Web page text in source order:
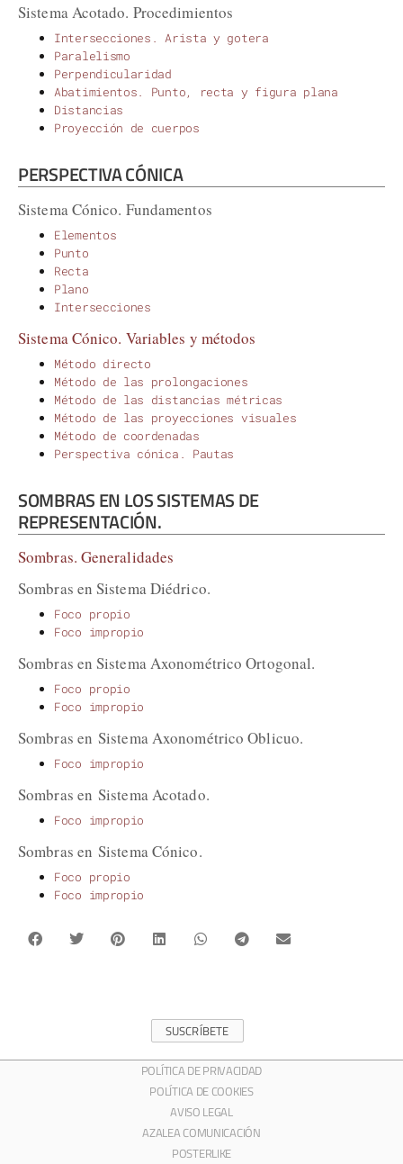
Sistema Acotado. Procedimientos
Intersecciones. Arista y gotera
Paralelismo
Perpendicularidad
Abatimientos. Punto, recta y figura plana
Distancias
Proyección de cuerpos
PERSPECTIVA CÓNICA
Sistema Cónico. Fundamentos
Elementos
Punto
Recta
Plano
Intersecciones
Sistema Cónico. Variables y métodos
Método directo
Método de las prolongaciones
Método de las distancias métricas
Método de las proyecciones visuales
Método de coordenadas
Perspectiva cónica. Pautas
SOMBRAS EN LOS SISTEMAS DE
REPRESENTACIÓN.
Sombras. Generalidades
Sombras en Sistema Diédrico.
Foco propio
Foco impropio
Sombras en Sistema Axonométrico Ortogonal.
Foco propio
Foco impropio
Sombras en Sistema Axonométrico Oblicuo.
Foco impropio
Sombras en Sistema Acotado.
Foco impropio
Sombras en Sistema Cónico.
Foco propio
Foco impropio
SUSCRÍBETE
POLÍTICA DE PRIVACIDAD
POLÍTICA DE COOKIES
AVISO LEGAL
AZALEA COMUNICACIÓN
POSTERLIKE